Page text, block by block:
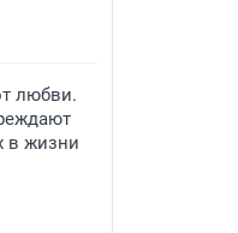
любви.
в жизни